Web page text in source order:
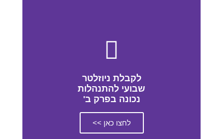
לקבלת ניוזלטר
שבועי להתנהלות
נכונה בפרק ב'
לחצו כאן >>